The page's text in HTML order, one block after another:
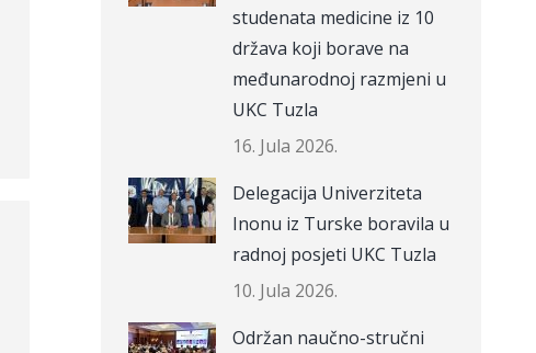
studenata medicine iz 10
država koji borave na
međunarodnoj razmjeni u
UKC Tuzla
16. Jula 2026.
Delegacija Univerziteta
Inonu iz Turske boravila u
radnoj posjeti UKC Tuzla
10. Jula 2026.
Održan naučno-stručni